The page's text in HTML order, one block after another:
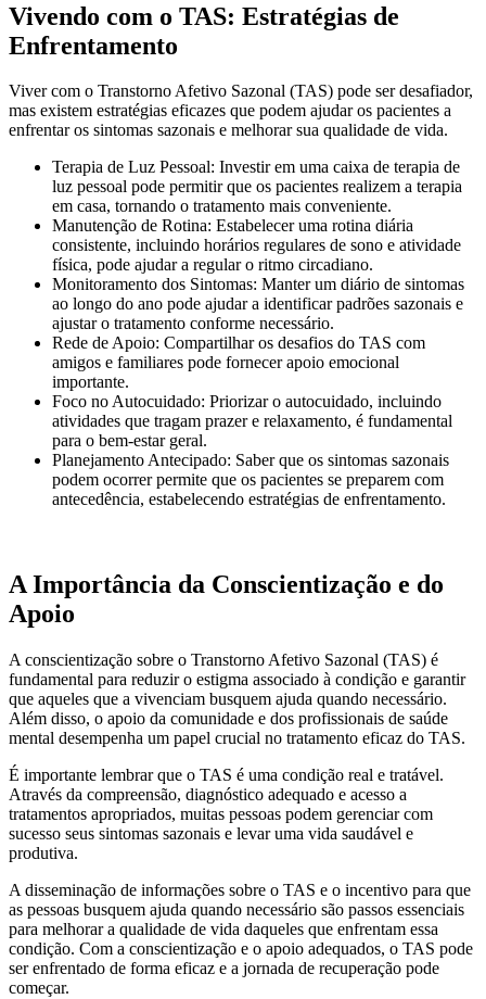
Vivendo com o TAS: Estratégias de
Enfrentamento
Viver com o Transtorno Afetivo Sazonal (TAS) pode ser desafiador,
mas existem estratégias eficazes que podem ajudar os pacientes a
enfrentar os sintomas sazonais e melhorar sua qualidade de vida.
Terapia de Luz Pessoal: Investir em uma caixa de terapia de
luz pessoal pode permitir que os pacientes realizem a terapia
em casa, tornando o tratamento mais conveniente.
Manutenção de Rotina: Estabelecer uma rotina diária
consistente, incluindo horários regulares de sono e atividade
física, pode ajudar a regular o ritmo circadiano.
Monitoramento dos Sintomas: Manter um diário de sintomas
ao longo do ano pode ajudar a identificar padrões sazonais e
ajustar o tratamento conforme necessário.
Rede de Apoio: Compartilhar os desafios do TAS com
amigos e familiares pode fornecer apoio emocional
importante.
Foco no Autocuidado: Priorizar o autocuidado, incluindo
atividades que tragam prazer e relaxamento, é fundamental
para o bem-estar geral.
Planejamento Antecipado: Saber que os sintomas sazonais
podem ocorrer permite que os pacientes se preparem com
antecedência, estabelecendo estratégias de enfrentamento.
A Importância da Conscientização e do
Apoio
A conscientização sobre o Transtorno Afetivo Sazonal (TAS) é
fundamental para reduzir o estigma associado à condição e garantir
que aqueles que a vivenciam busquem ajuda quando necessário.
Além disso, o apoio da comunidade e dos profissionais de saúde
mental desempenha um papel crucial no tratamento eficaz do TAS.
É importante lembrar que o TAS é uma condição real e tratável.
Através da compreensão, diagnóstico adequado e acesso a
tratamentos apropriados, muitas pessoas podem gerenciar com
sucesso seus sintomas sazonais e levar uma vida saudável e
produtiva.
A disseminação de informações sobre o TAS e o incentivo para que
as pessoas busquem ajuda quando necessário são passos essenciais
para melhorar a qualidade de vida daqueles que enfrentam essa
condição. Com a conscientização e o apoio adequados, o TAS pode
ser enfrentado de forma eficaz e a jornada de recuperação pode
começar.